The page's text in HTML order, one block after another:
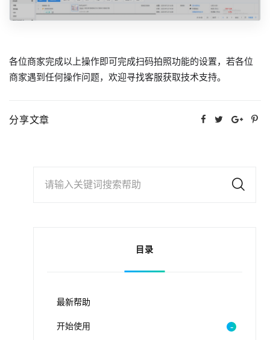
各位商家完成以上操作即可完成扫码拍照功能的设置，若各位
商家遇到任何操作问题，欢迎寻找客服获取技术支持。
分享文章
请输入关键词搜索帮助
目录
最新帮助
开始使用